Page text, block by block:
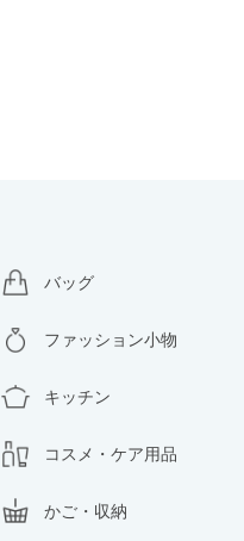
バッグ
ファッション小物
キッチン
コスメ・ケア用品
かご・収納